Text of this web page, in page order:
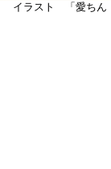
イラスト 「愛ち